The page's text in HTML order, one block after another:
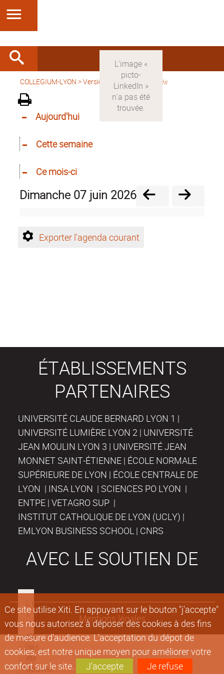
Ce site utilise Xiti. En appuyant sur le bouton "j'accepte"
vous nous autorisez à déposer des cookies à des fins
de mesure d'audience. L'acceptation du dépot de
cookies, est notre unique moyen pour améliorer votre
confort sur le site.
J'accepte Je refuse
COLLEGIUM-LYON >Version française> Activités
Aujourd'hui
Cette semaine
Ce mois-ci
dimanche 07 juin 2026
Exporter l'agenda courant
ÉTABLISSEMENTS
PARTENAIRES
UNIVERSITÉ CLAUDE BERNARD LYON 1 |
UNIVERSITÉ LUMIÈRE LYON 2 | UNIVERSITÉ
JEAN MOULIN LYON 3 | UNIVERSITÉ JEAN
MONNET SAINT-ÉTIENNE | ÉCOLE NORMALE
SUPÉRIEURE DE LYON | ÉCOLE CENTRALE DE
LYON | INSA LYON | SCIENCES PO LYON |
ENTPE | VETAGRO SUP |
INSTITUT CATHOLIQUE DE LYON (UCLY) |
EMLYON BUSINESS SCHOOL | CNRS
AVEC LE SOUTIEN DE
Mentions légales